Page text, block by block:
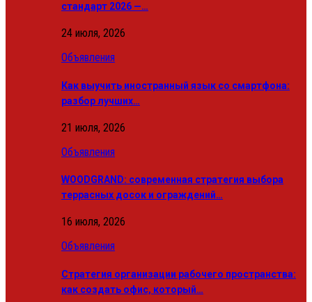
стандарт 2026 —…
24 июля, 2026
Объявления
Как выучить иностранный язык со смартфона:
разбор лучших…
21 июля, 2026
Объявления
WOODGRAND: современная стратегия выбора
террасных досок и ограждений…
16 июля, 2026
Объявления
Стратегия организации рабочего пространства:
как создать офис, который…